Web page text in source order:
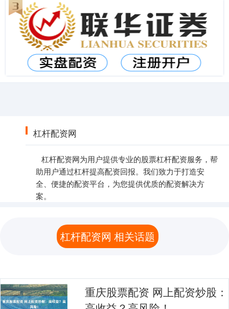
杠杆配资网
杠杆配资网为用户提供专业的股票杠杆配资服务，帮
助用户通过杠杆提高配资回报。我们致力于打造安
全、便捷的配资平台，为您提供优质的配资解决方
案。
杠杆配资网 相关话题
重庆股票配资 网上配资炒股：